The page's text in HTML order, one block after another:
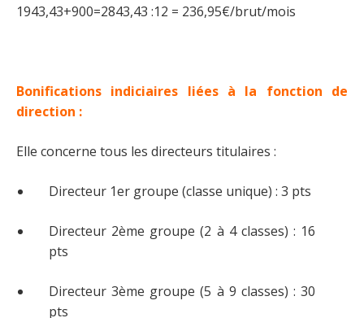
1943,43+900=2843,43 :12 = 236,95€/brut/mois
Bonifications indiciaires liées à la fonction de
direction :
Elle concerne tous les directeurs titulaires :
Directeur 1er groupe (classe unique) : 3 pts
Directeur 2ème groupe (2 à 4 classes) : 16
pts
Directeur 3ème groupe (5 à 9 classes) : 30
pts